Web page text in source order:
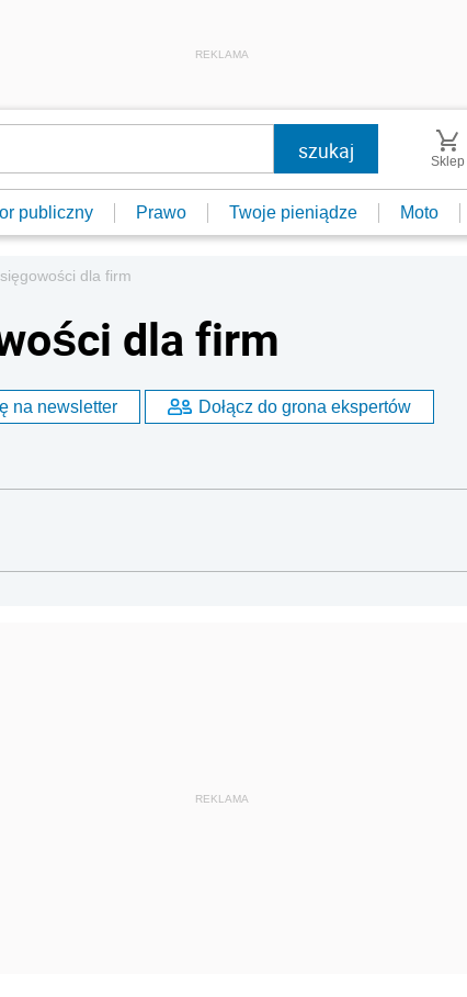
REKLAMA
Sklep
publiczny Prawo Twoje pieniądze Moto
dla firm
dla firm
na newsletter Dołącz do grona ekspertów